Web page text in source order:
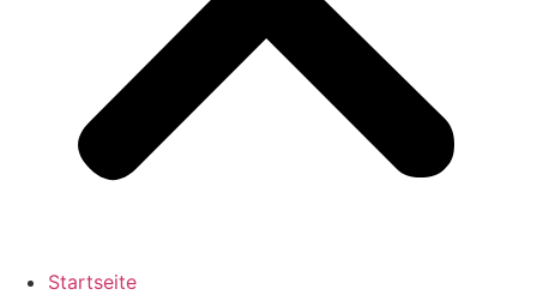
Startseite